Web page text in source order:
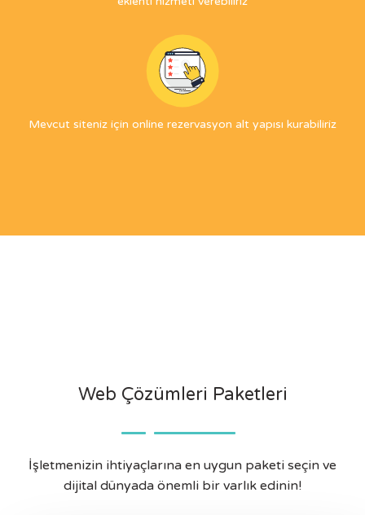
Mevcut siteniz için online rezervasyon alt yapısı kurabiliriz
Web Çözümleri Paketleri
İşletmenizin ihtiyaçlarına en uygun paketi seçin ve
dijital dünyada önemli bir varlık edinin!